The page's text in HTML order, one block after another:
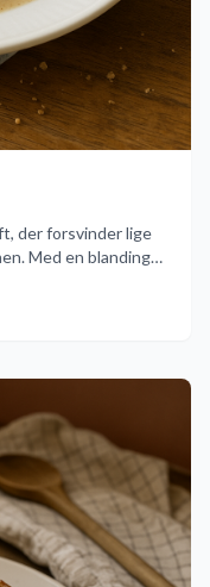
der forsvinder lige
Med en blanding
Prøv den bedste